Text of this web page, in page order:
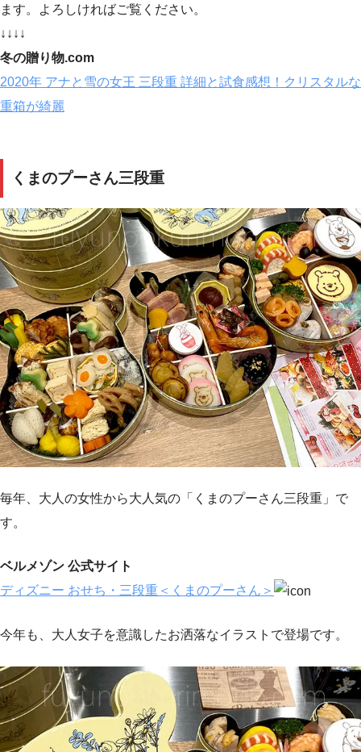
ます。よろしければご覧ください。
↓↓↓↓
冬の贈り物.com
2020年 アナと雪の女王 三段重 詳細と試食感想！クリスタルな
重箱が綺麗
くまのプーさん三段重
毎年、大人の女性から大人気の「くまのプーさん三段重」で
す。
ベルメゾン 公式サイト
ディズニー おせち・三段重＜くまのプーさん＞
今年も、大人女子を意識したお洒落なイラストで登場です。